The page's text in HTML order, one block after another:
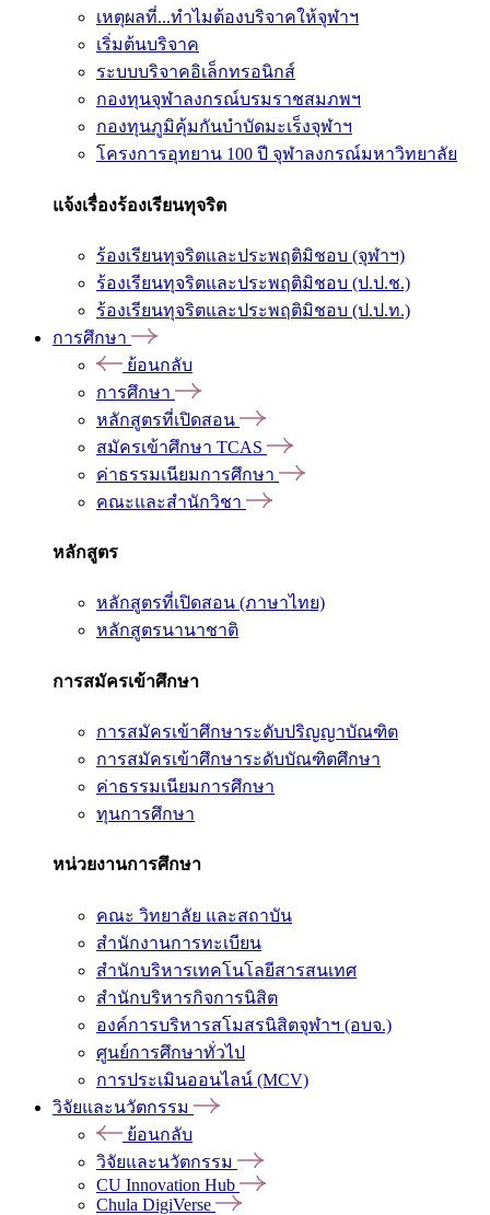
เหตุผลที่...ทำไมต้องบริจาคให้จุฬาฯ
เริ่มต้นบริจาค
ระบบบริจาคอิเล็กทรอนิกส์
กองทุนจุฬาลงกรณ์บรมราชสมภพฯ
กองทุนภูมิคุ้มกันบำบัดมะเร็งจุฬาฯ
โครงการอุทยาน 100 ปี จุฬาลงกรณ์มหาวิทยาลัย
แจ้งเรื่องร้องเรียนทุจริต
ร้องเรียนทุจริตและประพฤติมิชอบ (จุฬาฯ)
ร้องเรียนทุจริตและประพฤติมิชอบ (ป.ป.ช.)
ร้องเรียนทุจริตและประพฤติมิชอบ (ป.ป.ท.)
การศึกษา
ย้อนกลับ
การศึกษา
หลักสูตรที่เปิดสอน
สมัครเข้าศึกษา TCAS
ค่าธรรมเนียมการศึกษา
คณะและสำนักวิชา
หลักสูตร
หลักสูตรที่เปิดสอน (ภาษาไทย)
หลักสูตรนานาชาติ
การสมัครเข้าศึกษา
การสมัครเข้าศึกษาระดับปริญญาบัณฑิต
การสมัครเข้าศึกษาระดับบัณฑิตศึกษา
ค่าธรรมเนียมการศึกษา
ทุนการศึกษา
หน่วยงานการศึกษา
คณะ วิทยาลัย และสถาบัน
สำนักงานการทะเบียน
สำนักบริหารเทคโนโลยีสารสนเทศ
สำนักบริหารกิจการนิสิต
องค์การบริหารสโมสรนิสิตจุฬาฯ (อบจ.)
ศูนย์การศึกษาทั่วไป
การประเมินออนไลน์ (MCV)
วิจัยและนวัตกรรม
ย้อนกลับ
วิจัยและนวัตกรรม
CU Innovation Hub
Chula DigiVerse